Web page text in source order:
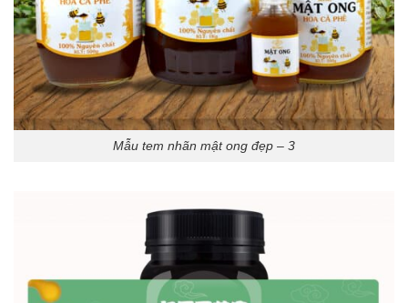
Mẫu tem nhãn mật ong đẹp – 3